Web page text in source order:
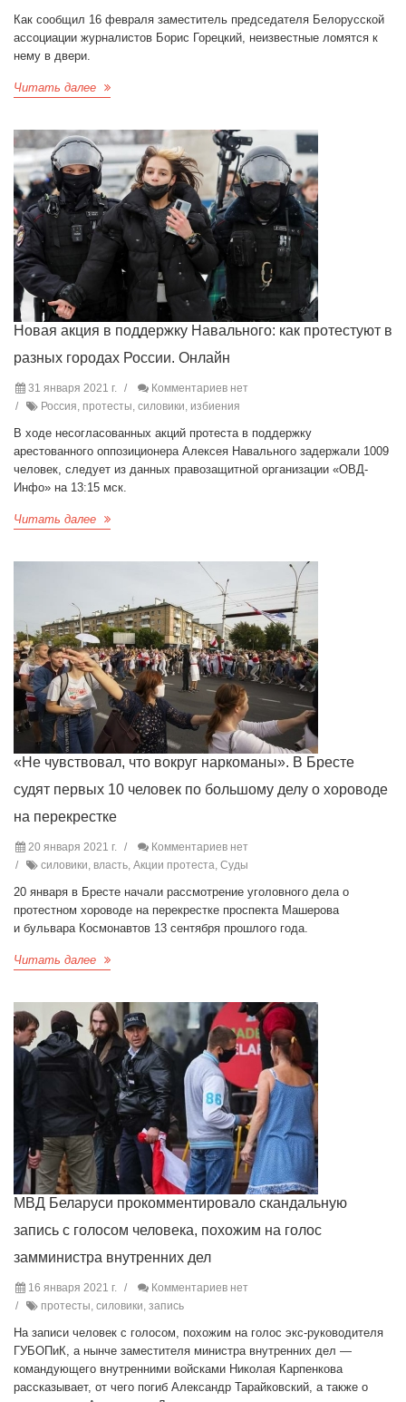
Как сообщил 16 февраля заместитель председателя Белорусской
ассоциации журналистов Борис Горецкий, неизвестные ломятся к
нему в двери.
Читать далее
Новая акция в поддержку Навального: как протестуют в
разных городах России. Онлайн
31 января 2021 г.
Комментариев нет
Россия, протесты, силовики, избиения
В ходе несогласованных акций протеста в поддержку
арестованного оппозиционера Алексея Навального задержали 1009
человек, следует из данных правозащитной организации «ОВД-
Инфо» на 13:15 мск.
Читать далее
«Не чувствовал, что вокруг наркоманы». В Бресте
судят первых 10 человек по большому делу о хороводе
на перекрестке
20 января 2021 г.
Комментариев нет
силовики, власть, Акции протеста, Суды
20 января в Бресте начали рассмотрение уголовного дела о
протестном хороводе на перекрестке проспекта Машерова
и бульвара Космонавтов 13 сентября прошлого года.
Читать далее
МВД Беларуси прокомментировало скандальную
запись с голосом человека, похожим на голос
замминистра внутренних дел
16 января 2021 г.
Комментариев нет
протесты, силовики, запись
На записи человек с голосом, похожим на голос экс-руководителя
ГУБОПиК, а нынче заместителя министра внутренних дел —
командующего внутренними войсками Николая Карпенкова
рассказывает, от чего погиб Александр Тарайковский, а также о